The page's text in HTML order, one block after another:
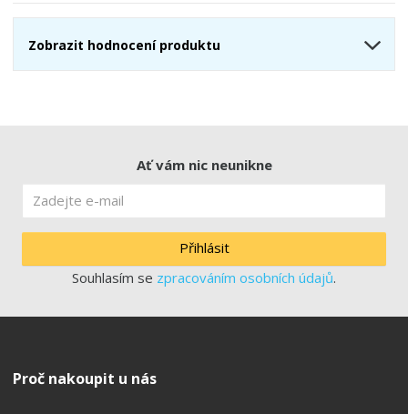
Zobrazit hodnocení produktu
Ať vám nic neunikne
Přihlásit
Souhlasím se zpracováním osobních údajů.
Proč nakoupit u nás